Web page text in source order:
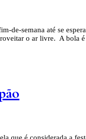
de-semana até se
o ar livre. A bola